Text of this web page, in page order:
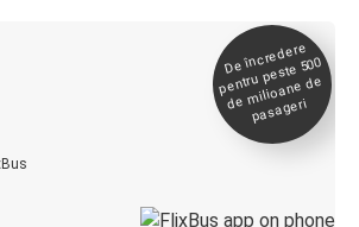
De încredere
pentru peste 500
de
milioane de
pasageri